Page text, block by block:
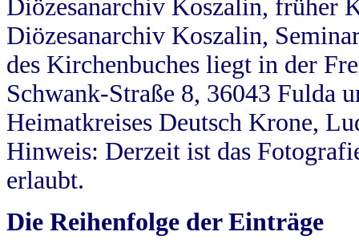
Diözesanarchiv Koszalin, früher
Diözesanarchiv Koszalin,
des Kirchenbuches liegt in der
Schwank-Straße 8, 36043 Fulda
Heimatkreises Deutsch Krone,
Hinweis: Derzeit ist das
erlaubt.
Die Reihenfolge der Einträge